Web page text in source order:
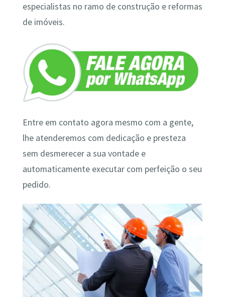
especialistas no ramo de construção e reformas
de imóveis.
Entre em contato agora mesmo com a gente,
lhe atenderemos com dedicação e presteza
sem desmerecer a sua vontade e
automaticamente executar com perfeição o seu
pedido.